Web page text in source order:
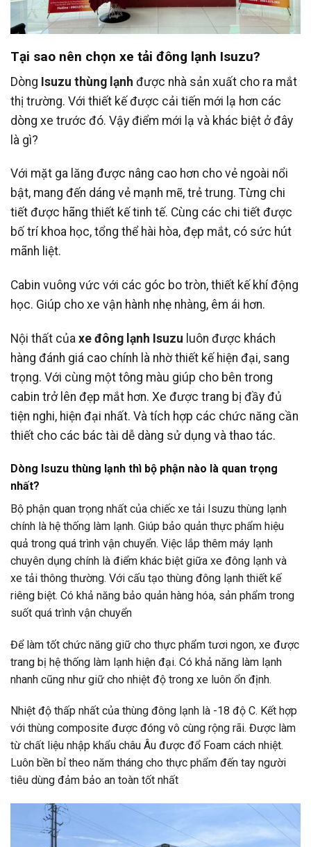
Tại sao nên chọn xe tải đông lạnh Isuzu?
Dòng Isuzu thùng lạnh được nhà sản xuất cho ra mắt
thị trường. Với thiết kế được cải tiến mới lạ hơn các
dòng xe trước đó. Vậy điểm mới lạ và khác biệt ở đây
là gì?
Với mặt ga lăng được nâng cao hơn cho vẻ ngoài nổi
bật, mang đến dáng vẻ mạnh mẽ, trẻ trung. Từng chi
tiết được hãng thiết kế tinh tế. Cùng các chi tiết được
bố trí khoa học, tổng thể hài hòa, đẹp mắt, có sức hút
mãnh liệt.
Cabin vuông vức với các góc bo tròn, thiết kế khí động
học. Giúp cho xe vận hành nhẹ nhàng, êm ái hơn.
Nội thất của xe đông lạnh Isuzu luôn được khách
hàng đánh giá cao chính là nhờ thiết kế hiện đại, sang
trọng. Với cùng một tông màu giúp cho bên trong
cabin trở lên đẹp mắt hơn. Xe được trang bị đầy đủ
tiện nghi, hiện đại nhất. Và tích hợp các chức năng cần
thiết cho các bác tài dễ dàng sử dụng và thao tác.
Dòng Isuzu thùng lạnh thì bộ phận nào là quan trọng
nhất?
Bộ phận quan trọng nhất của chiếc xe tải Isuzu thùng lạnh
chính là hệ thống làm lạnh. Giúp bảo quản thực phẩm hiệu
quả trong quá trình vận chuyển. Việc lắp thêm máy lạnh
chuyên dụng chính là điểm khác biệt giữa xe đông lạnh và
xe tải thông thường. Với cấu tạo thùng đông lạnh thiết kế
riêng biệt. Có khả năng bảo quản hàng hóa, sản phẩm trong
suốt quá trình vận chuyển
Để làm tốt chức năng giữ cho thực phẩm tươi ngon, xe được
trang bị hệ thống làm lạnh hiện đại. Có khả năng làm lạnh
nhanh cũng như giữ cho nhiệt độ trong xe luôn ổn định.
Nhiệt độ thấp nhất của thùng đông lạnh là -18 độ C. Kết hợp
với thùng composite được đóng vô cùng rộng rãi. Được làm
từ chất liệu nhập khẩu châu Âu được đổ Foam cách nhiệt.
Luôn bền bỉ theo năm tháng cho thực phẩm đến tay người
tiêu dùng đảm bảo an toàn tốt nhất